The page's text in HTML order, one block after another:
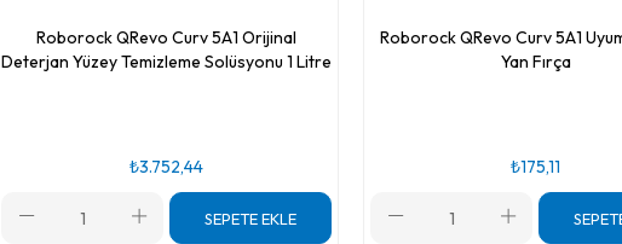
Roborock QRevo Curv 5A1 Orijinal
Deterjan Yüzey Temizleme Solüsyonu 1 Litre
₺3.752,44
SEPETE EKLE
Roborock QRevo Curv 5A1
Yan Fırça
₺175,11